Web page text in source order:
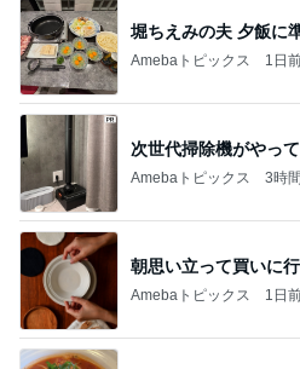
堀ちえみの夫 夕飯に
Amebaトピックス 1日
次世代掃除機がやって
Amebaトピックス 3時
朝思い立って買いに
Amebaトピックス 1日